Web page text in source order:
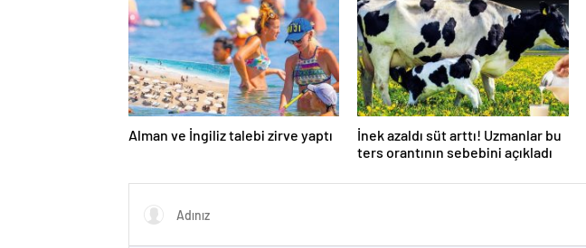
Alman ve İngiliz talebi zirve yaptı
İnek azaldı süt arttı! Uzmanlar bu
ters orantının sebebini açıkladı